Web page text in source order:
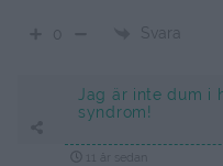
Svara
Jag är inte dum i
syndrom!
11 år sedan